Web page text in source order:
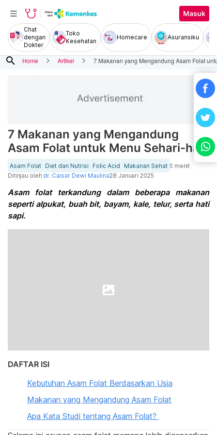
Masuk
Chat
dengan
Dokter
Toko
Kesehatan
Homecare Asuransiku
search Home Artikel 7 Makanan yang Mengandung Asam Folat
7 Makanan yang Mengandung
Asam Folat untuk Menu Sehari-hari
Asam Folat Diet dan Nutrisi Folic Acid Makanan Sehat 5 menit
Ditinjau oleh dr. Caisar Dewi Maulina28 Januari 2025
Asam folat terkandung dalam beberapa makanan
seperti alpukat, buah bit, bayam, kale, telur, serta hati
sapi.
DAFTAR ISI
Kebutuhan Asam Folat Berdasarkan Usia
Makanan yang Mengandung Asam Folat
Apa Kata Studi tentang Asam Folat?